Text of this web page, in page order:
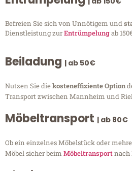
Befreien Sie sich von Unnötigem und
Dienstleistung zurEntrümpelungab
Beiladung | ab 50€
Nutzen Sie diekosteneffiziente Option
Transport zwischen Mannheim und
Möbeltransport | ab 80€
Ob ein einzelnes Möbelstück oder
Möbel sicher beim Möbeltransportnach